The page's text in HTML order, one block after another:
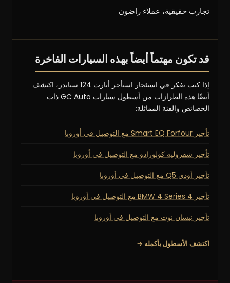
تجارب حقيقية، عملاء راضون
قد تكون مهتماً أيضاً بهذه السيارات الفاخرة
إذا كنت تفكر في استئجار استأجر أبارث 124 سبايدر، اكتشف
أيضًا هذه الطرازات من أسطول سيارات GC Auto ذات
الخصائص والفئة المماثلة:
تأجير Smart EQ Forfour مع التوصيل في أوروبا
تأجير شفروليه كولورادو مع التوصيل في أوروبا
تأجير أودي Q5 مع التوصيل في أوروبا
تأجير BMW 4 Series 4 مع التوصيل في أوروبا
تأجير نيسان نوت مع التوصيل في أوروبا
اكتشف الأسطول بأكمله →